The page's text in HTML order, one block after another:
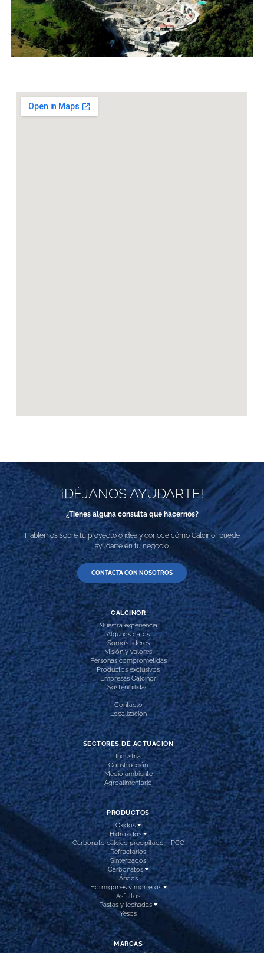
¡DÉJANOS AYUDARTE!
¿Tienes alguna consulta que hacernos?
Hablemos sobre tu proyecto o idea y conoce cómo Calcinor puede
ayudarte en tu negocio.
CONTACTA CON NOSOTROS
CALCINOR
Nuestra experiencia
Algunos datos
Somos líderes
Misión y valores
Personas comprometidas
Productos exclusivos
Empresas Calcinor
Sostenibilidad
Contacto
Localización
SECTORES DE ACTUACIÓN
Industria
Construcción
Medio ambiente
Agroalimentario
PRODUCTOS
Óxidos
Hidróxidos
Carbonato cálcico precipitado – PCC
Refractarios
Sinterizados
Carbonatos
Áridos
Hormigones y morteros
Asfaltos
Pastas y lechadas
Yesos
MARCAS